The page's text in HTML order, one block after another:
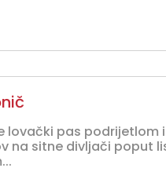
pas podrijetlom
na sitne divljači poput